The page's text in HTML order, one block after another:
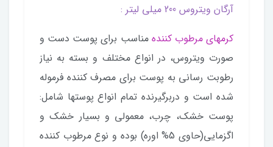
آرگان ویتروس 200 میلی لیتر :
کرمهای مرطوب کننده مناسب برای پوست دست و
صورت ویتروس، در انواع مختلف و بسته به نیاز
رطوبت رسانی به پوست برای مصرف کننده فرموله
شده است و دربرگیرنده تمام انواع پوستها شامل:
پوست خشک، چرب، معمولی و بسیار خشک و
اگزمایی(حاوی 5% اوره) بوده و نوع مرطوب کننده